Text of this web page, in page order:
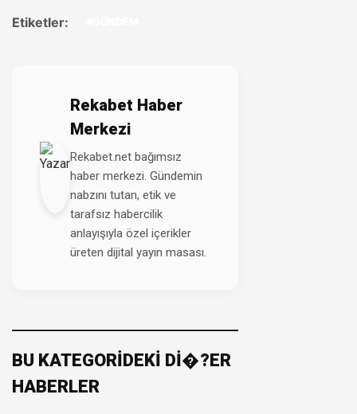
Etiketler:
Rekabet Haber
Merkezi
Rekabet.net bağımsız
haber merkezi. Gündemin
nabzını tutan, etik ve
tarafsız habercilik
anlayışıyla özel içerikler
üreten dijital yayın masası.
BU KATEGORİDEKİ Dİ�?ER
HABERLER